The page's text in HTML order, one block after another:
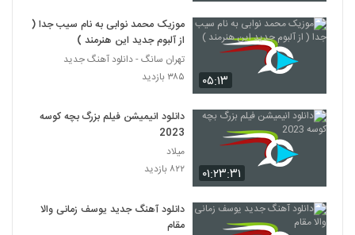
۰۵:۱۳
موزیک محمد نوابی به نام سیب جدا (
از آلبوم جدید این هنرمند )
تهران سانگ - دانلود آهنگ جدید
۳۸۵ بازدید
۰۱:۲۳:۳۱
دانلود انیمیشن فیلم بزرگ بچه‌ کوسه
2023
میلاد
۸۲۲ بازدید
دانلود آهنگ جدید یوسف زمانی والا
مقام